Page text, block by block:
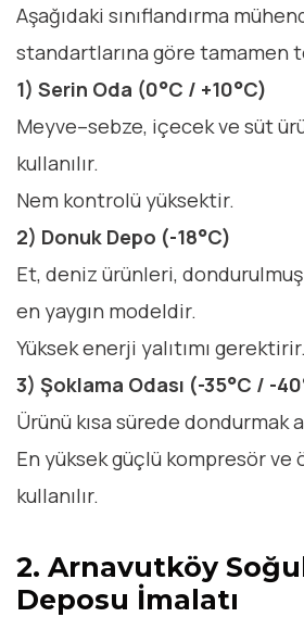
Aşağıdaki sınıflandırma
standartlarına göre tamamen
1) Serin Oda (0°C / +10°C)
Meyve–sebze, içecek ve süt
kullanılır.
Nem kontrolü yüksektir.
2) Donuk Depo (-18°C)
Et, deniz ürünleri,
en yaygın modeldir.
Yüksek enerji yalıtımı gerektirir.
3) Şoklama Odası (-35°C / -
Ürünü kısa sürede dondurmak
En yüksek güçlü kompresör ve
kullanılır.
2. Arnavutköy
Deposu İmalatı